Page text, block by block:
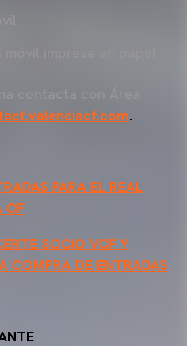
.
PARA EL REAL
CF
SOCIO VCF Y
COMPRA DE ENTRADAS